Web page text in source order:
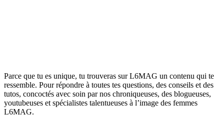
Parce que tu es unique, tu trouveras sur L6MAG un contenu qui te
ressemble. Pour répondre à toutes tes questions, des conseils et des
tutos, concoctés avec soin par nos chroniqueuses, des blogueuses,
youtubeuses et spécialistes talentueuses à l’image des femmes
L6MAG.